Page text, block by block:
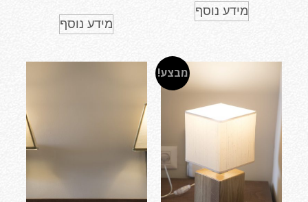
מידע נוסף
מידע נוסף
מבצע!